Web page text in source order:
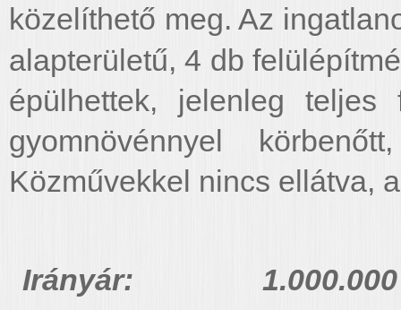
közelíthető meg. Az
alapterületű, 4 db
épülhettek, jelenleg teljes
gyomnövénnyel
Közművekkel nincs ellátva,
Irányár: 1.000.000